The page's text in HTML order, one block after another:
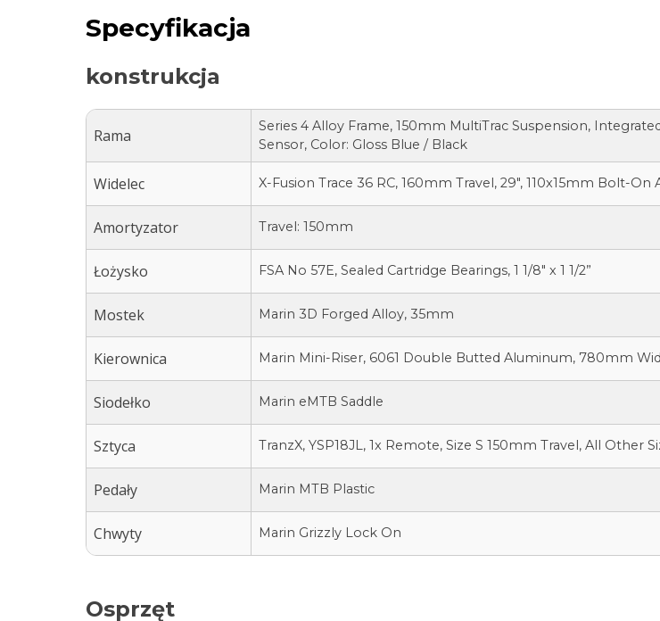
Specyfikacja
konstrukcja
Rama
Series 4 Alloy Frame, 150mm MultiTrac Suspension,
Sensor, Color: Gloss Blue / Black
Widelec X-Fusion Trace 36 RC, 160mm Travel, 29″, 110x15mm Bolt-
Amortyzator Travel: 150mm
Łożysko FSA No 57E, Sealed Cartridge Bearings, 1 1/8″ x 1 1/2”
Mostek Marin 3D Forged Alloy, 35mm
Kierownica Marin Mini-Riser, 6061 Double Butted Aluminum, 780mm
Siodełko Marin eMTB Saddle
Sztyca TranzX, YSP18JL, 1x Remote, Size S 150mm Travel, All
Pedały Marin MTB Plastic
Chwyty Marin Grizzly Lock On
Osprzęt